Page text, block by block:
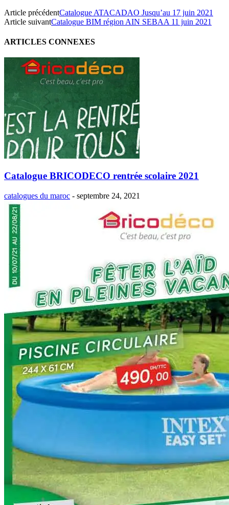
Article précédentCatalogue ATACADAO Jusqu’au 17 juin 2021
Article suivantCatalogue BIM région AIN SEBAA 11 juin 2021
ARTICLES CONNEXES
Catalogue BRICODECO rentrée scolaire 2021
catalogues du maroc - septembre 24, 2021